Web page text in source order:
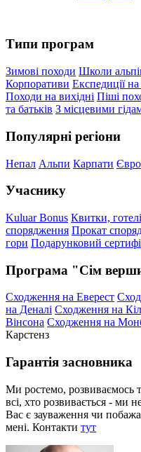
Типи програм
Зимові походи Школи
Корпоративи Експедиції
Походи на вихідні Піші
та батьків З місцевими
Популярні регіони
Непал Альпи Карпати
Учаснику
Kuluar Bonus Квитки,
спорядження Прокат
гори Подарунковий
Програма "Сім
Сходження на Еверест
на Деналі Сходження на
Вінсона Сходження на
Карстенз
Гарантія засновника
Ми ростемо, розвиваємось
всі, хто розвивається - ми
Вас є зауваження чи
мені. Контакти тут